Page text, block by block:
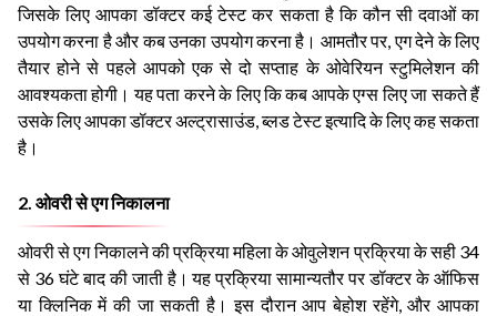
जिसके लिए आपका डॉक्टर कई टेस्ट कर सकता है कि कौन सी दवाओं का
उपयोग करना है और कब उनका उपयोग करना है। आमतौर पर, एग देने के लिए
तैयार होने से पहले आपको एक से दो सप्ताह के ओवेरियन स्टुमिलेशन की
आवश्यकता होगी। यह पता करने के लिए कि कब आपके एग्स लिए जा सकते हैं
उसके लिए आपका डॉक्टर अल्ट्रासाउंड, ब्लड टेस्ट इत्यादि के लिए कह सकता
है।
2. ओवरी से एग निकालना
ओवरी से एग निकालने की प्रक्रिया महिला के ओवुलेशन प्रक्रिया के सही 34
से 36 घंटे बाद की जाती है। यह प्रक्रिया सामान्यतौर पर डॉक्टर के ऑफिस
या क्लिनिक में की जा सकती है। इस दौरान आप बेहोश रहेंगे, और आपका